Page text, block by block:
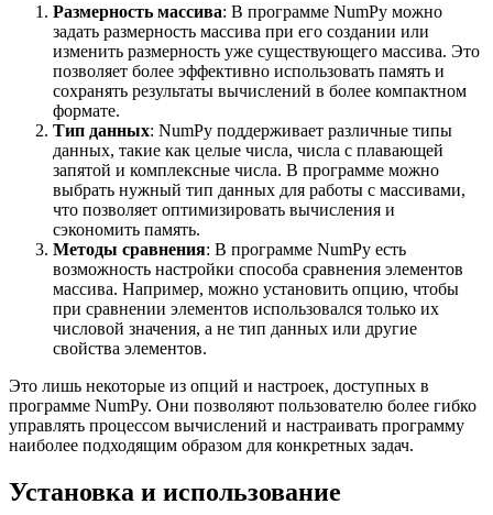
Размерность массива: В программе NumPy можно
задать размерность массива при его создании или
изменить размерность уже существующего массива. Это
позволяет более эффективно использовать память и
сохранять результаты вычислений в более компактном
формате.
Тип данных: NumPy поддерживает различные типы
данных, такие как целые числа, числа с плавающей
запятой и комплексные числа. В программе можно
выбрать нужный тип данных для работы с массивами,
что позволяет оптимизировать вычисления и
сэкономить память.
Методы сравнения: В программе NumPy есть
возможность настройки способа сравнения элементов
массива. Например, можно установить опцию, чтобы
при сравнении элементов использовался только их
числовой значения, а не тип данных или другие
свойства элементов.
Это лишь некоторые из опций и настроек, доступных в
программе NumPy. Они позволяют пользователю более гибко
управлять процессом вычислений и настраивать программу
наиболее подходящим образом для конкретных задач.
Установка и использование